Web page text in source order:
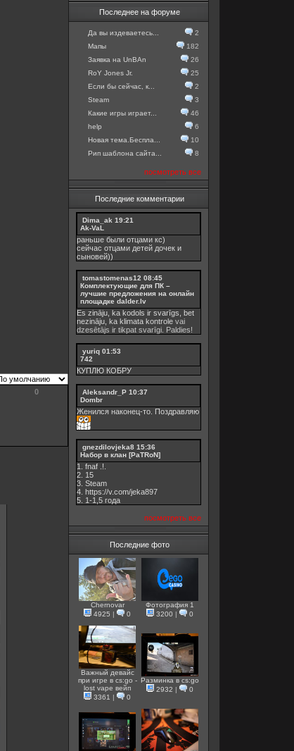
0
Последнее на форуме
Да вы издеваетесь...
2
Мапы
182
Заявка на UnBAn
26
RoY Jones Jr.
25
Если бы сейчас, к...
2
Steam
3
Какие игры играет...
46
help
6
Новая тема.Беспла...
10
Рип шаблона сайта...
8
посмотреть все
Последние комментарии
Dima_ak 19:21
Ak-VaL
раньше были отцами кс)
сейчас отцами детей дочек и
сыновей))
tomastomenas12 08:45
Комплектующие для ПК –
лучшие предложения на онлайн
площадке dalder.lv
Es zināju, ka kodols ir svarīgs, bet
nezināju, ka klimata kontrole vai
dzesētājs ir tikpat svarīgi. Paldies!
yuriq 01:53
742
КУПЛЮ КОБРУ
Aleksandr_P 10:37
Dombr
Женился наконец-то. Поздравляю
gnezdilovjeka8 15:36
Набор в клан [PaTRoN]
1. fnaf .!.
2. 15
3. Steam
4. https://v.com/jeka897
5. 1-1,5 годa
посмотреть все
Последние фото
Chernovar
4925
0
Фотография 1
3200
0
Важный девайс
при игре в cs:go -
lost vape вейп
3361
0
Разминка в cs:go
2932
0